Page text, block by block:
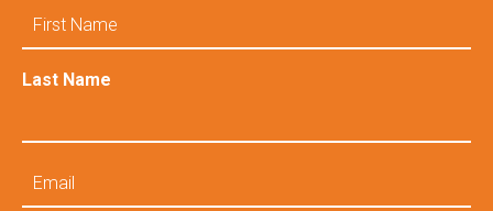
Name
Last Name